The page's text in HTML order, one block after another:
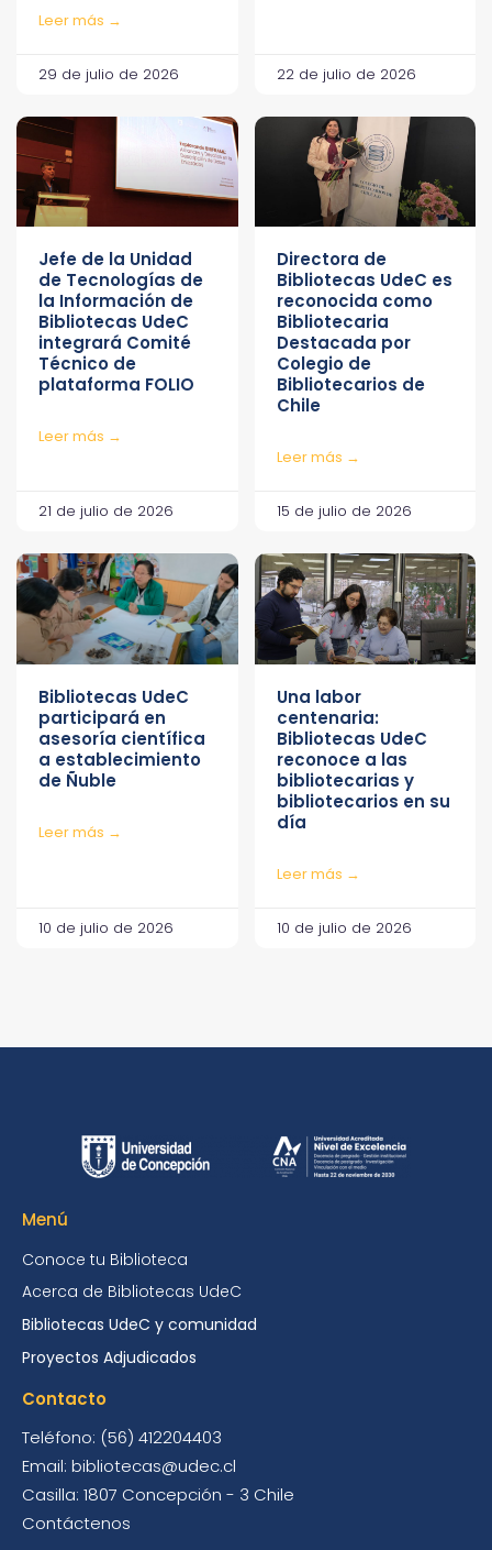
Leer más →
29 de julio de 2026 22 de julio de 2026
Jefe de la Unidad
de Tecnologías de
la Información de
Bibliotecas UdeC
integrará Comité
Técnico de
plataforma FOLIO
Leer más →
21 de julio de 2026
Directora de
Bibliotecas UdeC es
reconocida como
Bibliotecaria
Destacada por
Colegio de
Bibliotecarios de
Chile
Leer más →
15 de julio de 2026
Bibliotecas UdeC
participará en
asesoría científica
a establecimiento
de Ñuble
Leer más →
10 de julio de 2026
Una labor
centenaria:
Bibliotecas UdeC
reconoce a las
bibliotecarias y
bibliotecarios en su
día
Leer más →
10 de julio de 2026
Menú
Conoce tu Biblioteca
Acerca de Bibliotecas UdeC
Bibliotecas UdeC y comunidad
Proyectos Adjudicados
Contacto
Teléfono: (56) 412204403
Email: bibliotecas@udec.cl
Casilla: 1807 Concepción - 3 Chile
Contáctenos